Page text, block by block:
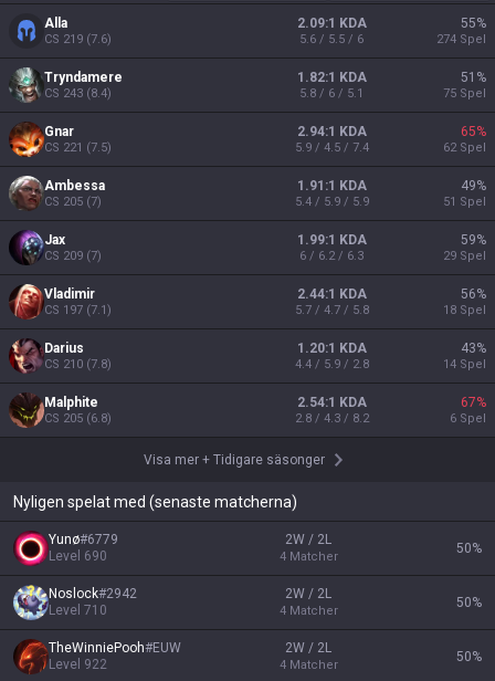
Alla
CS 219 (7.6)
2.09:1 KDA
5.6 / 5.5 / 6
55%
274 Spel
Tryndamere
CS 243 (8.4)
1.82:1 KDA
5.8 / 6 / 5.1
51 %
75 Spel
Gnar
CS 221 (7.5)
2.94:1 KDA
5.9 / 4.5 / 7.4
65%
62 Spel
Ambessa
CS 205 (7)
1.91:1 KDA
5.4 / 5.9 / 5.9
49%
51 Spel
Jax
CS 209 (7)
1.99:1 KDA
6 / 6.2 / 6.3
59%
29 Spel
Vladimir
CS 197 (7.1)
2.44:1 KDA
5.7 / 4.7 / 5.8
56%
18 Spel
Darius
CS 210 (7.8)
1.20:1 KDA
4.4 / 5.9 / 2.8
43%
14 Spel
Malphite
CS 205 (6.8)
2.54:1 KDA
2.8 / 4.3 / 8.2
67%
6 Spel
Visa mer + Tidigare säsonger
Nyligen spelat med (senaste matcherna)
Yunø#6779
Level 690
2W / 2L
4 Matcher
50%
Noslock#2942
Level 710
2W / 2L
4 Matcher
50%
TheWinniePooh#EUW
Level 922
2W / 2L
4 Matcher
50%